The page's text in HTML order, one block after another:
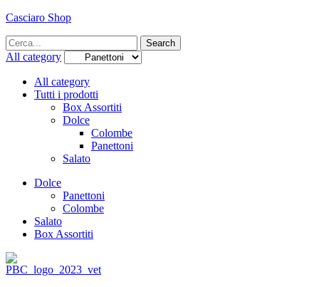
Casciaro Shop
Menu
Search
for:
Search
All category
All category
Tutti i prodotti
Box Assortiti
Dolce
Colombe
Panettoni
Salato
Dolce
Panettoni
Colombe
Salato
Box Assortiti